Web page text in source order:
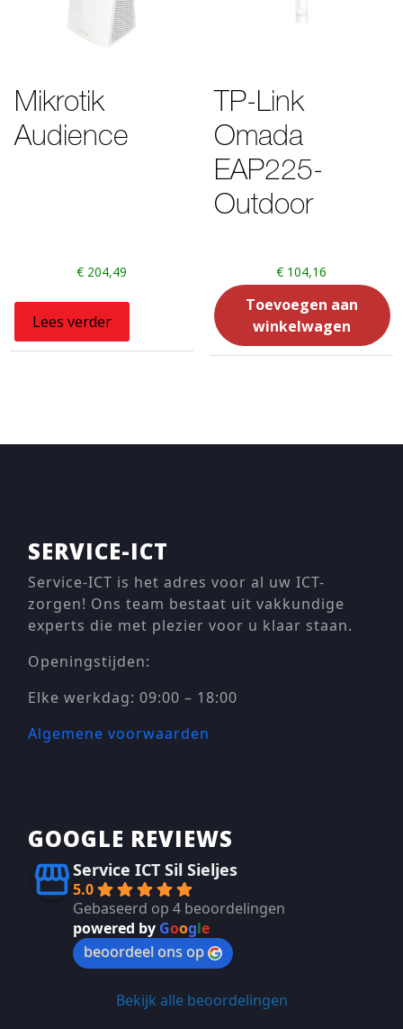
Mikrotik
Audience
€ 204,49
Lees verder
TP-Link
Omada
EAP225-
Outdoor
€104,16
Toevoegen aan
winkelwagen
SERVICE-ICT
Service-ICT is het adres voor al uw ICT-
zorgen! Ons team bestaat uit vakkundige
experts die met plezier voor u klaar staan.
Openingstijden:
Elke werkdag: 09:00 – 18:00
Algemene voorwaarden
GOOGLE REVIEWS
Service ICT Sil Sieljes
5.0
Gebaseerd op 4 beoordelingen
powered by Google
beoordeel ons op
Bekijk alle beoordelingen